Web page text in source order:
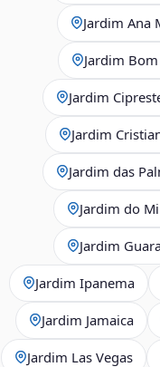
Jardim Ana
Jardim
Jardim
Jardim
Jardim das
Jardim do
Jardim
Jardim Ipanema
Jardim Jamaica
Jardim Las Vegas